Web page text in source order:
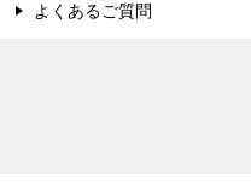
よくあるご質問